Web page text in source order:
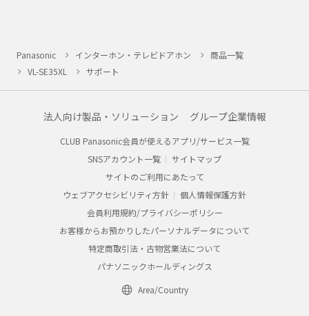
Panasonic インターホン・テレビドアホン
商品一覧
VL-SE35XL
サポート
法人向け製品・ソリューション グループ企業情報
CLUB Panasonic会員が使えるアプリ/サービス一覧
SNSアカウント一覧
サイトマップ
サイトのご利用にあたって
ウェブアクセシビリティ方針
個人情報保護方針
会員利用規約/プライバシーポリシー
お客様からお預かりしたパーソナルデータについて
特定商取引法・古物営業法について
パナソニックホールディングス
Area/Country